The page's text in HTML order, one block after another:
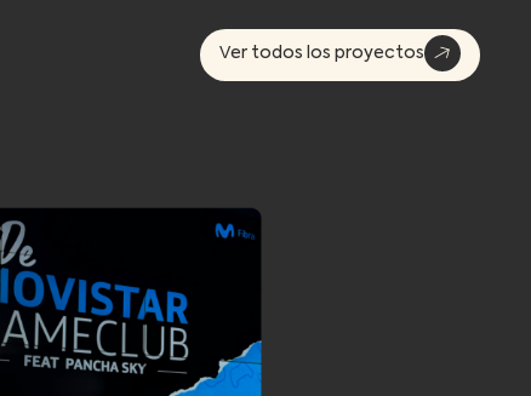
Ver todos los proyectos